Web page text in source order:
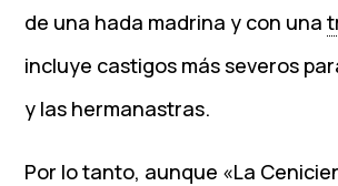
de una hada madrina y con una
incluye castigos más severos
y las hermanastras.
Por lo tanto, aunque «La